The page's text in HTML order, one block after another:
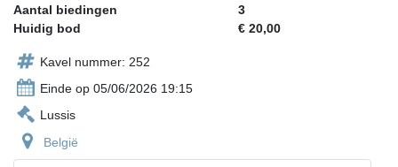
Aantal biedingen
3
Huidig bod
€ 20,00
Kavel nummer: 252
Einde op 05/06/2026 19:15
Lussis
België